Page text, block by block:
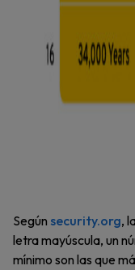
Según security.org,
letra mayúscula, un
mínimo son las que